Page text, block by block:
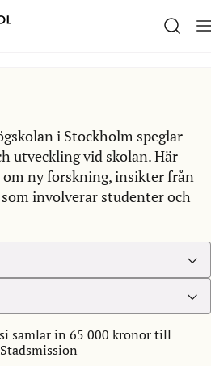
i Stockholm speglar
utveckling vid skolan. Här
ny forskning, insikter från
involverar studenter och
samlar in 65 000 kronor till